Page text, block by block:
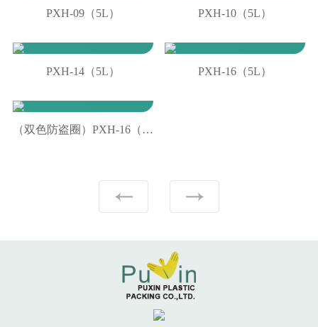
PXH-09（5L） PXH-10（5L）
PXH-14（5L） PXH-16（5L）
（双色防盗圈）PXH-16（5L）